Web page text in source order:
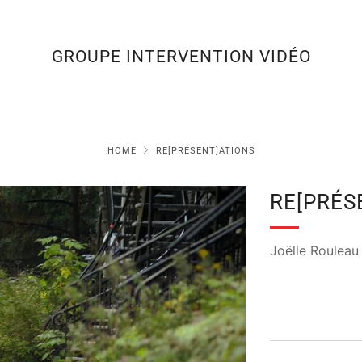
GROUPE INTERVENTION VIDÉO
HOME RE[PRÉSENT]ATIONS
Joëlle Rouleau